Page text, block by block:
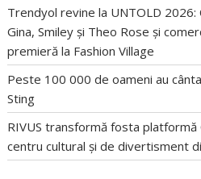
Trendyol revine la UNTOLD 2026:
Gina, Smiley și Theo Rose și
premieră la Fashion Village
Peste 100 000 de oameni au
Sting
RIVUS transformă fosta platformă
centru cultural și de divertisment